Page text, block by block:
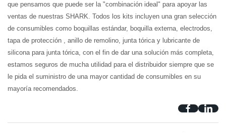
que pensamos que puede ser la "combinación ideal" para apoyar las
ventas de nuestras SHARK. Todos los kits incluyen una gran selección
de consumibles como boquillas estándar, boquilla externa, electrodos,
tapa de protección , anillo de remolino, junta tórica y lubricante de
silicona para junta tórica, con el fin de dar una solución más completa,
estamos seguros de mucha utilidad para el distribuidor siempre que se
le pida el suministro de una mayor cantidad de consumibles en su
mayoría recomendados.